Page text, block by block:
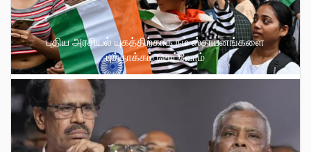
புதிய அரசியல் யுகத்திற்காக நம் ஸ்தாபனங்களை
புத்தாக்கம் செய்வோம்